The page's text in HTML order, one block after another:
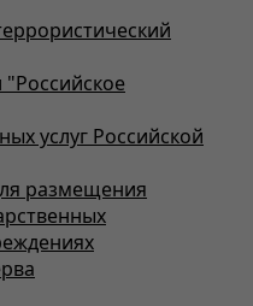
услуг Российской
размещения